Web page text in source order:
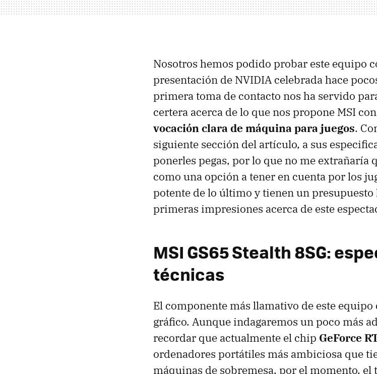
Nosotros hemos podido probar este equipo
presentación de NVIDIA celebrada hace
primera toma de contacto nos ha servido
certera acerca de lo que nos propone MSI
vocación clara de máquina para juegos.
siguiente sección del artículo, a sus
ponerles pegas, por lo que no me extrañaría
como una opción a tener en cuenta por los
potente de lo último y tienen un
primeras impresiones acerca de este
MSI GS65 Stealth 8SG:
técnicas
El componente más llamativo de este
gráfico. Aunque indagaremos un poco más
recordar que actualmente el chip GeForce
ordenadores portátiles más ambiciosa que
máquinas de sobremesa, por el momento, el